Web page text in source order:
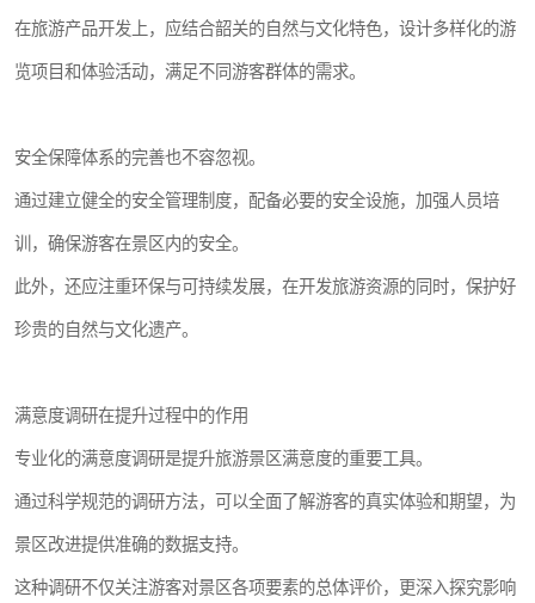
在旅游产品开发上，应结合韶关的自然与文化特色，设计多样化的游
览项目和体验活动，满足不同游客群体的需求。
安全保障体系的完善也不容忽视。
通过建立健全的安全管理制度，配备必要的安全设施，加强人员培
训，确保游客在景区内的安全。
此外，还应注重环保与可持续发展，在开发旅游资源的同时，保护好
珍贵的自然与文化遗产。
满意度调研在提升过程中的作用
专业化的满意度调研是提升旅游景区满意度的重要工具。
通过科学规范的调研方法，可以全面了解游客的真实体验和期望，为
景区改进提供准确的数据支持。
这种调研不仅关注游客对景区各项要素的总体评价，更深入探究影响